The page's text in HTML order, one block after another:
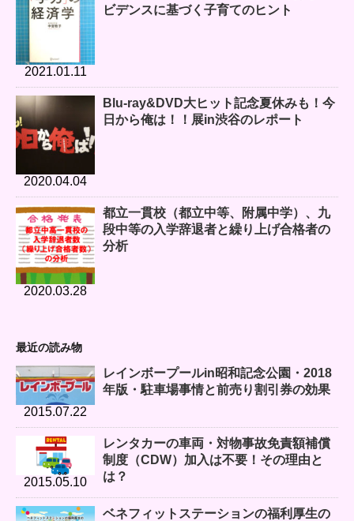
2021.01.11
ビデンスに基づく子育てのヒント
2020.04.04
Blu-ray&DVD大ヒット記念夏休みも！今
日から俺は！！展in渋谷のレポート
2020.03.28
都立一貫校（都立中等、附属中学）、九
段中等の入学辞退者と繰り上げ合格者の
分析
最近の読み物
2015.07.22
レインボープールin昭和記念公園・2018
年版・駐車場事情と前売り割引券の効果
2015.05.10
レンタカーの車両・対物事故免責額補償
制度（CDW）加入は不要！その理由と
は？
ベネフィットステーションの福利厚生の